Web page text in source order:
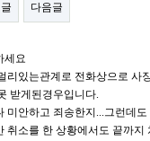
다음글
세요
리있는관계로 전화상으로 사
받게된경우입니다.
미안하고 죄송한지...그런데
취소를 한 상황에서도 끝까지